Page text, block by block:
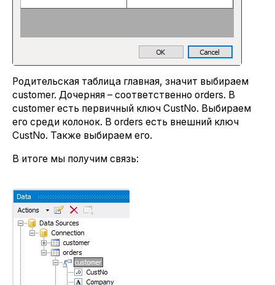
Родительская таблица главная, значит выбираем
customer. Дочерняя – соответственно orders. В
customer есть первичный ключ CustNo. Выбираем
его среди колонок. В orders есть внешний ключ
CustNo. Также выбираем его.
В итоге мы получим связь: